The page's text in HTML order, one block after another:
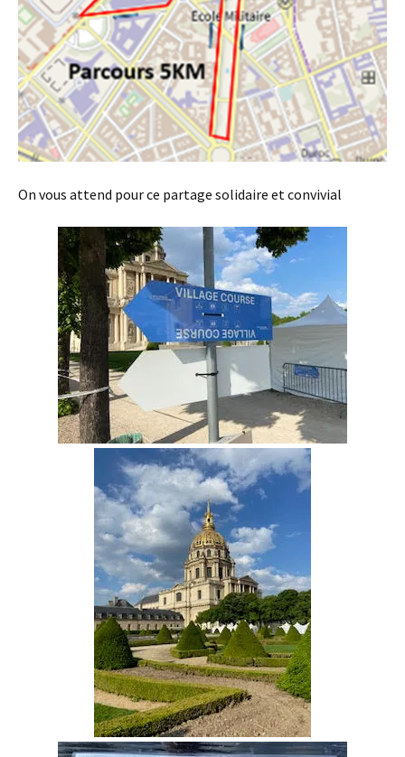
On vous attend pour ce partage solidaire et convivial